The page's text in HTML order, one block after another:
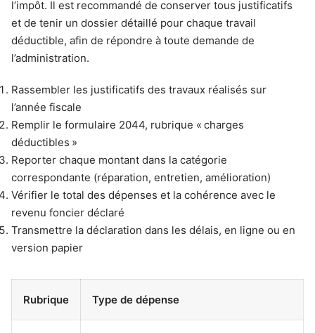
l’impôt. Il est recommandé de conserver tous justificatifs
et de tenir un dossier détaillé pour chaque travail
déductible, afin de répondre à toute demande de
l’administration.
Rassembler les justificatifs des travaux réalisés sur
l’année fiscale
Remplir le formulaire 2044, rubrique « charges
déductibles »
Reporter chaque montant dans la catégorie
correspondante (réparation, entretien, amélioration)
Vérifier le total des dépenses et la cohérence avec le
revenu foncier déclaré
Transmettre la déclaration dans les délais, en ligne ou en
version papier
Rubrique Type de dépense